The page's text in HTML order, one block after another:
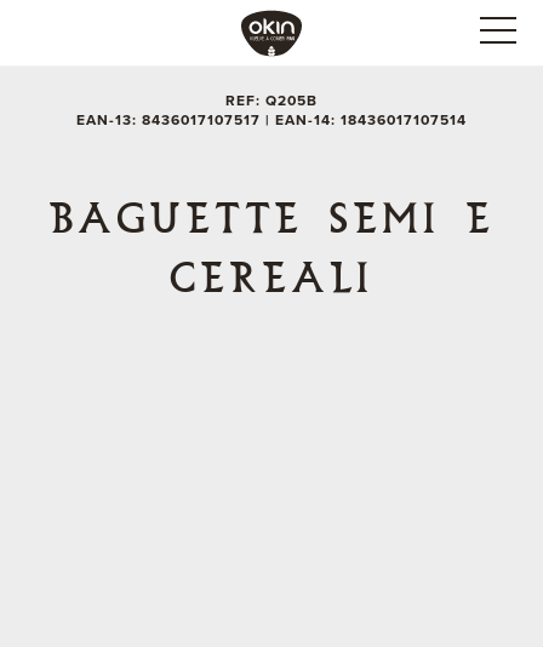
REF: Q205B
EAN-13: 8436017107517 | EAN-14: 18436017107514
BAGUETTE SEMI E
CEREALI